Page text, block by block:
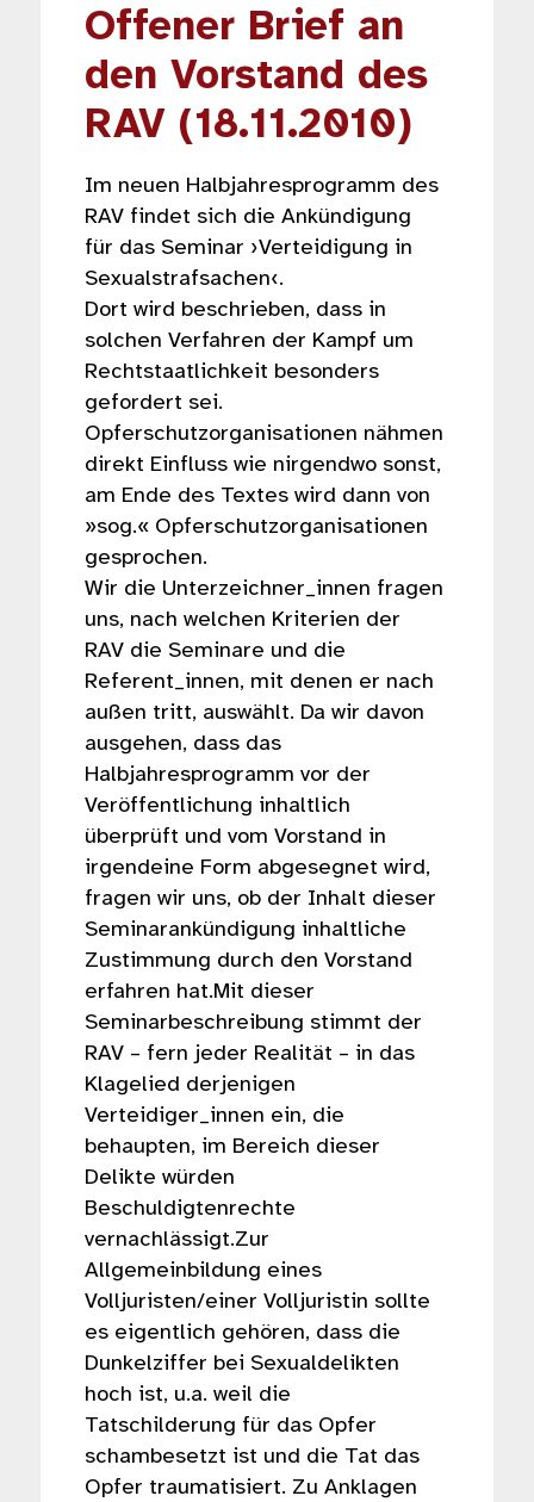
Offener Brief an
den Vorstand des
RAV (18.11.2010)
Im neuen Halbjahresprogramm des
RAV findet sich die Ankündigung
für das Seminar ›Verteidigung in
Sexualstrafsachen‹.
Dort wird beschrieben, dass in
solchen Verfahren der Kampf um
Rechtstaatlichkeit besonders
gefordert sei.
Opferschutzorganisationen nähmen
direkt Einfluss wie nirgendwo sonst,
am Ende des Textes wird dann von
»sog.« Opferschutzorganisationen
gesprochen.
Wir die Unterzeichner_innen fragen
uns, nach welchen Kriterien der
RAV die Seminare und die
Referent_innen, mit denen er nach
außen tritt, auswählt. Da wir davon
ausgehen, dass das
Halbjahresprogramm vor der
Veröffentlichung inhaltlich
überprüft und vom Vorstand in
irgendeine Form abgesegnet wird,
fragen wir uns, ob der Inhalt dieser
Seminarankündigung inhaltliche
Zustimmung durch den Vorstand
erfahren hat.Mit dieser
Seminarbeschreibung stimmt der
RAV – fern jeder Realität – in das
Klagelied derjenigen
Verteidiger_innen ein, die
behaupten, im Bereich dieser
Delikte würden
Beschuldigtenrechte
vernachlässigt.Zur
Allgemeinbildung eines
Volljuristen/einer Volljuristin sollte
es eigentlich gehören, dass die
Dunkelziffer bei Sexualdelikten
hoch ist, u.a. weil die
Tatschilderung für das Opfer
schambesetzt ist und die Tat das
Opfer traumatisiert. Zu Anklagen